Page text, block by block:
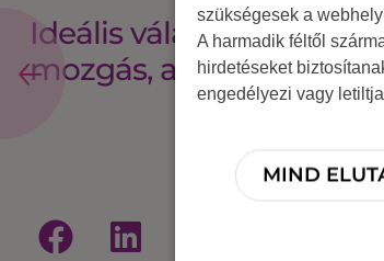
Ideális választás
mozgás, az élmény és
szükségesek a
A harmadik féltől
hirdetéseket
engedélyezi vagy
MIND